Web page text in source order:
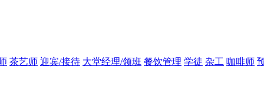
茶艺师 迎宾/接待 大堂经理/领班 餐饮管理 学徒 杂工 咖啡师